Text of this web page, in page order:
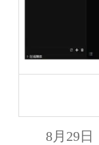
8月29日